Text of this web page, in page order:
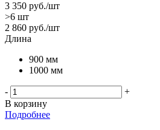
3 350 руб./шт
>6 шт
2 860 руб./шт
Длина
900 мм
1000 мм
-
+
В корзину
Подробнее